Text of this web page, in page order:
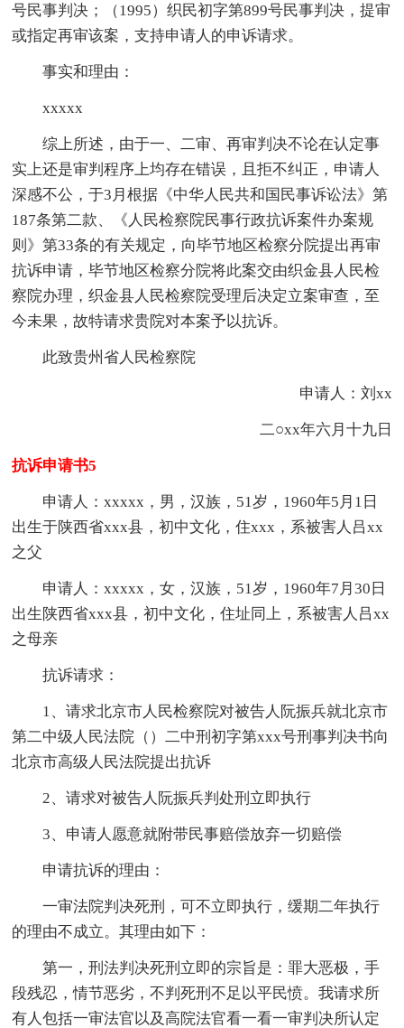
号民事判决；（1995）织民初字第899号民事判决，提审
或指定再审该案，支持申请人的申诉请求。
事实和理由：
xxxxx
综上所述，由于一、二审、再审判决不论在认定事
实上还是审判程序上均存在错误，且拒不纠正，申请人
深感不公，于3月根据《中华人民共和国民事诉讼法》第
187条第二款、《人民检察院民事行政抗诉案件办案规
则》第33条的有关规定，向毕节地区检察分院提出再审
抗诉申请，毕节地区检察分院将此案交由织金县人民检
察院办理，织金县人民检察院受理后决定立案审查，至
今未果，故特请求贵院对本案予以抗诉。
此致贵州省人民检察院
申请人：刘xx
二○xx年六月十九日
抗诉申请书5
申请人：xxxxx，男，汉族，51岁，1960年5月1日
出生于陕西省xxx县，初中文化，住xxx，系被害人吕xx
之父
申请人：xxxxx，女，汉族，51岁，1960年7月30日
出生陕西省xxx县，初中文化，住址同上，系被害人吕xx
之母亲
抗诉请求：
1、请求北京市人民检察院对被告人阮振兵就北京市
第二中级人民法院（）二中刑初字第xxx号刑事判决书向
北京市高级人民法院提出抗诉
2、请求对被告人阮振兵判处刑立即执行
3、申请人愿意就附带民事赔偿放弃一切赔偿
申请抗诉的理由：
一审法院判决死刑，可不立即执行，缓期二年执行
的理由不成立。其理由如下：
第一，刑法判决死刑立即的宗旨是：罪大恶极，手
段残忍，情节恶劣，不判死刑不足以平民愤。我请求所
有人包括一审法官以及高院法官看一看一审判决所认定